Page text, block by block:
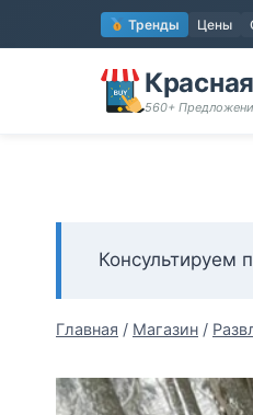
к
содержимому
Тренды Цены
560+
Консультируем
Главная / Магазин /